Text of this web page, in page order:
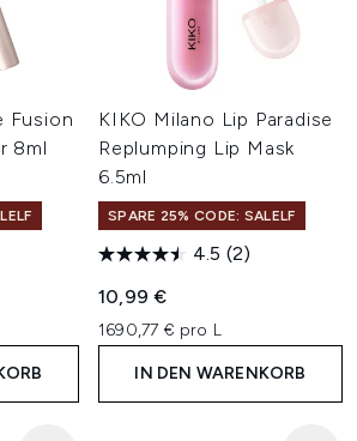
Fusion
8ml
KIKO Milano Lip Paradise
Replumping Lip Mask
6.5ml
SPARE 25% CODE: SALELF
4.5 (2)
10,99 €
1690,77 € pro L
IN DEN WARENKORB